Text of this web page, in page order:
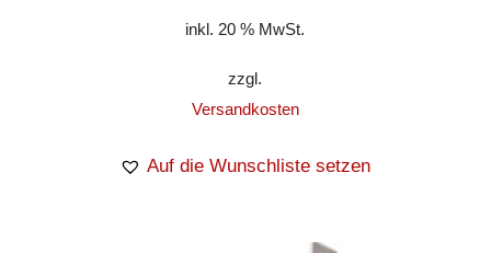
inkl. 20 % MwSt.
zzgl.
Versandkosten
Auf die Wunschliste setzen